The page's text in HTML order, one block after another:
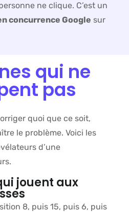
ne clique. C’est un
concurrence Google sur
qui ne
pas
quoi que ce soit,
le problème. Voici les
d’une
jouent aux
8, puis 15, puis 6, puis